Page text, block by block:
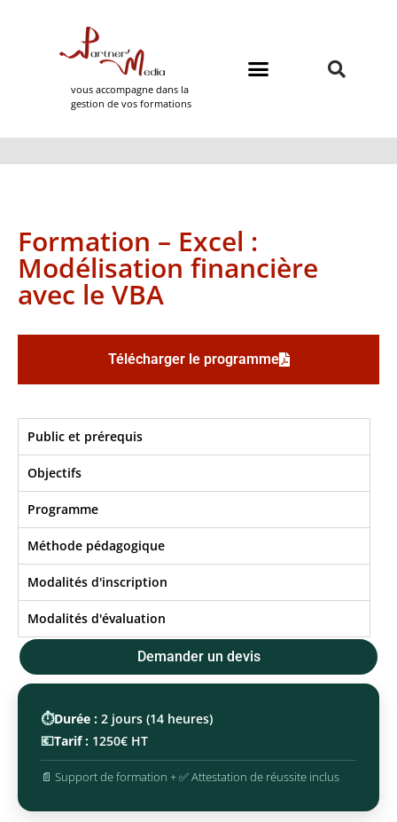
vous accompagne dans la
gestion de vos formations
Formation – Excel :
Modélisation financière
avec le VBA
Télécharger le programme
Public et prérequis
Objectifs​
Programme
Méthode pédagogique
Modalités d'inscription
Modalités d'évaluation
Demander un devis
⏱️Durée : 2 jours (14 heures)
💶Tarif : 1250€ HT
📄 Support de formation + ✅ Attestation de réussite inclus